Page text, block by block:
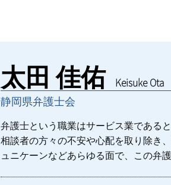
遺言信託
多摩市 一般民事
交通事故 弁護士 タイミング
府中市 一般民事
太田 佳佑 Keisuke Ota
静岡県弁護士会
弁護士という職業はサービス業である
相談者の方々の不安や心配を取り除き
ュニケーンなどあらゆる面で、この弁